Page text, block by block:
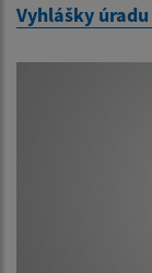
Vyhlášky